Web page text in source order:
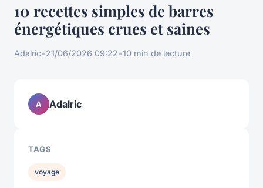
10 recettes simples de barres
énergétiques crues et saines
Adalric•21/06/2026 09:22•10 min de lecture
A Adalric
TAGS
voyage